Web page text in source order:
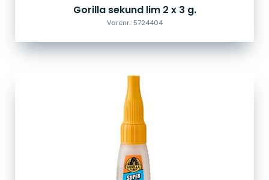
Gorilla sekund lim 2 x 3 g.
Varenr.: 5724404